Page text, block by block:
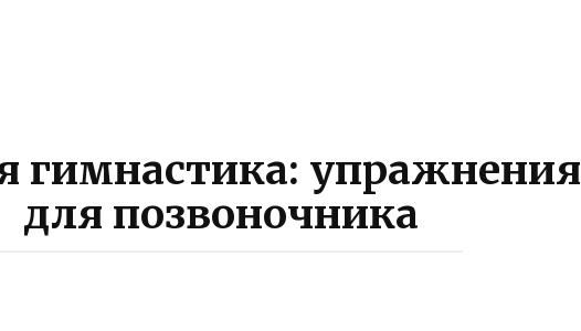
гимнастика: упражнения
для позвоночника